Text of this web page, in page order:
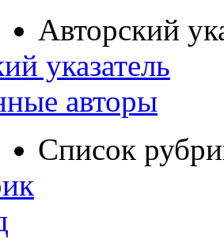
Авторский
указатель
авторы
Список